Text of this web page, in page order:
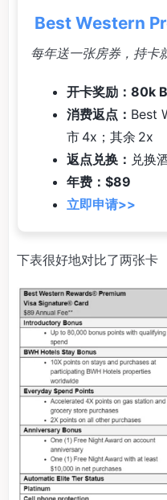
Best Western
每年送一张房券，持卡
开卡奖励：80k
消费返点： Best
市 4x；其余 2x
返点兑换： 兑换
年费：$89
立即申请>>
下表很好地对比了两张卡